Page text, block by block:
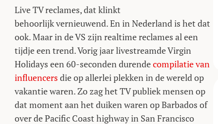
Live TV reclames, dat klinkt
behoorlijk vernieuwend. En in Nederland is het dat
ook. Maar in de VS zijn realtime reclames al een
tijdje een trend. Vorig jaar livestreamde Virgin
Holidays een 60-seconden durendecompilatie van
influencers die op allerlei plekken in de wereld op
vakantie waren. Zo zag het TV publiek mensen op
dat moment aan het duiken waren op Barbados of
over de Pacific Coast highway in San Francisco